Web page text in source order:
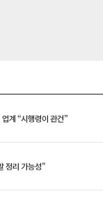
계 “시행령이 관건”
정리 가능성”